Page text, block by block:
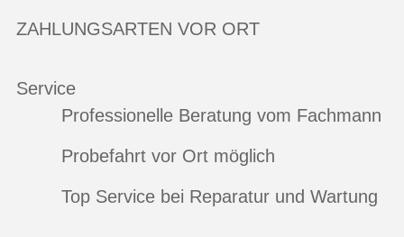
ZAHLUNGSARTEN VOR ORT
Service
Professionelle Beratung vom Fachmann
Probefahrt vor Ort möglich
Top Service bei Reparatur und Wartung